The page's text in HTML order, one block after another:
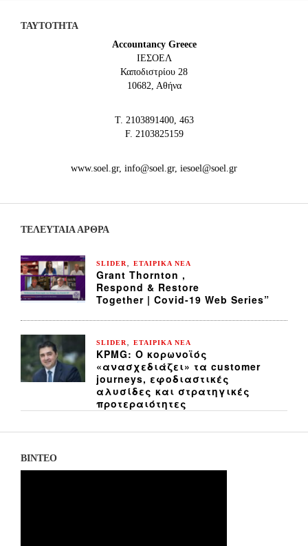
ΤΑΥΤΟΤΗΤΑ
Accountancy Greece
IEΣΟΕΛ
Καποδιστρίου 28
10682, Αθήνα
Τ. 2103891400, 463
F. 2103825159
www.soel.gr, info@soel.gr, iesoel@soel.gr
ΤΕΛΕΥΤΑΙΑ ΆΡΘΡΑ
SLIDER ΕΤΑΙΡΙΚΑ ΝΕΑ
Grant Thornton ,
Respond & Restore
Together | Covid-19 Web Series”
SLIDER ΕΤΑΙΡΙΚΑ ΝΕΑ
KPMG: Ο κορωνοϊός
«ανασχεδιάζει» τα customer
journeys, εφοδιαστικές
αλυσίδες και στρατηγικές
προτεραιότητες
ΒΙΝΤΕΟ